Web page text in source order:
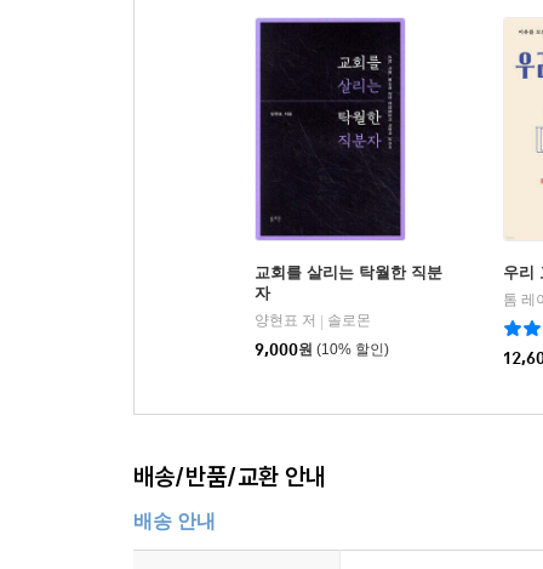
교회를 살리는 탁월한 직분
자
양현표 저
솔로몬
9,000원 (10% 할인)
우리
톰 레
배송/반품/교환 안내
배송 안내